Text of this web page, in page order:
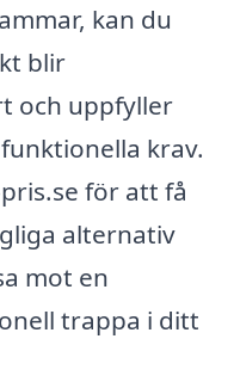
kan du
blir
och uppfyller
krav.
för att få
alternativ
mot en
trappa i ditt